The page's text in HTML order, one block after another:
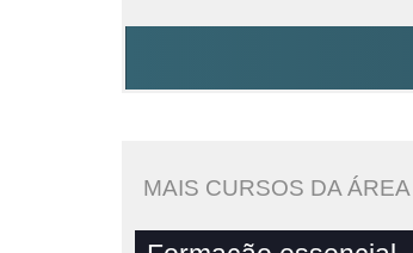
MAIS CURSOS DA